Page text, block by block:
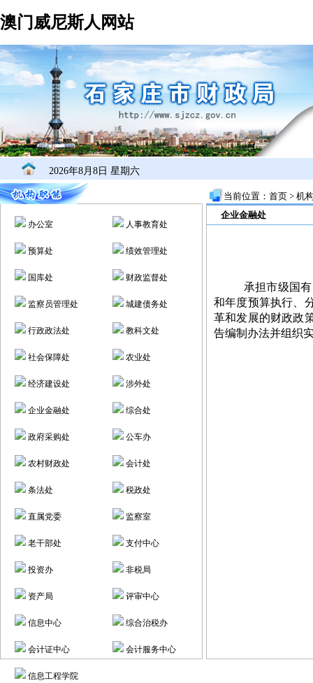
澳门威尼斯人网站
2026年8月8日 星期六
办公室 人事教育处
预算处 绩效管理处
国库处 财政监督处
监察员管理处 城建债务处
行政政法处 教科文处
社会保障处 农业处
经济建设处 涉外处
企业金融处 综合处
政府采购处 公车办
农村财政处 会计处
条法处 税政处
直属党委 监察室
老干部处 支付中心
投资办 非税局
资产局 评审中心
信息中心 综合治税办
会计证中心 会计服务中心
信息工程学院
当前位置： 首页 > 机
企业金融处
承担市级国
和年度预算执行、
革和发展的财政政
告编制办法并组织